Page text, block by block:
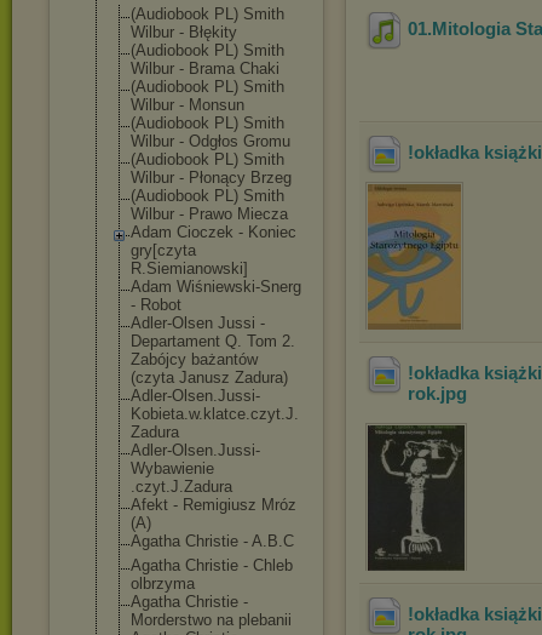
(Audiobook PL) Smith
Wilbur - Błękity
(Audiobook PL) Smith
Wilbur - Brama Chaki
(Audiobook PL) Smith
Wilbur - Monsun
(Audiobook PL) Smith
Wilbur - Odgłos Gromu
(Audiobook PL) Smith
Wilbur - Płonący Brzeg
(Audiobook PL) Smith
Wilbur - Prawo Miecza
Adam Cioczek - Koniec
gry[czyta
R.Siemianowski]
Adam Wiśniewski-Snerg
- Robot
Adler-Olsen Jussi -
Departament Q. Tom 2.
Zabójcy bażantów
(czyta Janusz Zadura)
Adler-Olsen.Jussi-
Kobieta.w. klatce.czyt.J.
Zadura
Adler-Olsen.Jussi-
Wybawienie
.czyt.J.Zadura
Afekt - Remigiusz Mróz
(A)
Agatha Christie - A.B.C
Agatha Christie - Chleb
olbrzyma
Agatha Christie -
Morderstwo na plebanii
01.Mitologia
!okładka
!okładka
rok.jpg
!okładka